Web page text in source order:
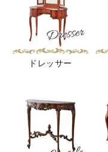
ドレッサー